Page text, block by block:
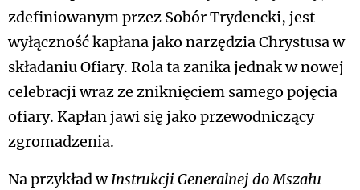
zdefiniowanym przez Sobór Trydencki, jest
wyłączność kapłana jako narzędzia Chrystusa w
składaniu Ofiary. Rola ta zanika jednak w nowej
celebracji wraz ze zniknięciem samego pojęcia
ofiary. Kapłan jawi się jako przewodniczący
zgromadzenia.
Na przykład wInstrukcji Generalnej do Mszału